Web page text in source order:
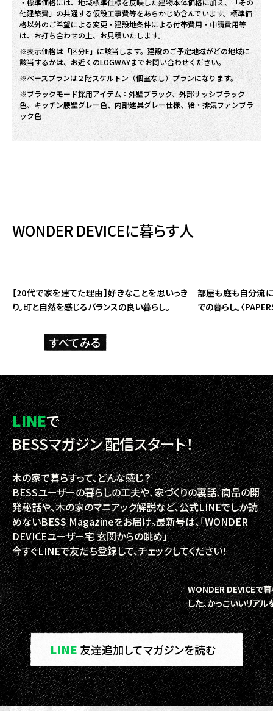
他建築費」の共通する仮設工事費等をあらかじめ含んでいます。標準価
格以外のご希望による変更・建設地条件による付帯費用・申請費用等
は、お打ち合わせの上、お見積いたします。
※表示価格は「区分E」に該当します。建設のご予定地域がどの地域に
該当するかは、お近くのLOGWAYまでお問い合わせください。
※ベースプランは２階スケルトン（個室なし）プランになります。
※ブラックモード採用アイテム：外壁ブラック、外部サッシブラック
色、キッチン腰壁グレー色、内部建具グレー仕様、給・排気ファンブラ
ック色
WONDER DEVICEに暮らす人
【20代で家を建てた理由】好きなことを思いっき
り。町と自然を感じるバランスの良い暮らし。
部屋も庭も自分流に
での暮らし。〈
すべてみる
LINEで
BESSマガジン 配信スタート！
木の家で暮らすって、どんな感じ？
BESSユーザーの暮らしの工夫や、家づくりの裏話、商品の開
発秘話や、木の家のマニアック解説など、公式LINEでしか読
めないBESS Magazineをお届け。最新号は、「WONDER
DEVICEユーザー宅 玄関からの眺め」
今すぐLINEで友だち登録して、チェックしてください！
WONDER DEVICEで
した。かっこいいリアル
LINE 友達追加してマガジンを読む